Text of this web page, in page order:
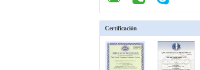
Certificación